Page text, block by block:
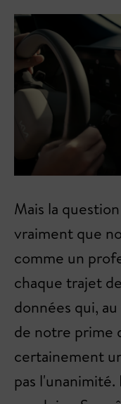
Mais la
vraiment que
comme un
chaque trajet
données qui,
de notre prime
certainement
pas